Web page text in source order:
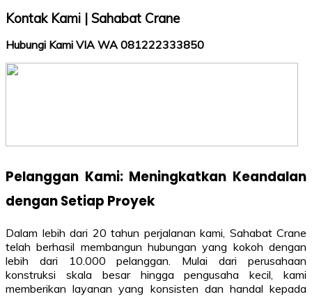
Kontak Kami | Sahabat Crane
Hubungi Kami VIA WA 081222333850
Pelanggan Kami: Meningkatkan Keandalan
dengan Setiap Proyek
Dalam lebih dari 20 tahun perjalanan kami, Sahabat Crane
telah berhasil membangun hubungan yang kokoh dengan
lebih dari 10.000 pelanggan. Mulai dari perusahaan
konstruksi skala besar hingga pengusaha kecil, kami
memberikan layanan yang konsisten dan handal kepada